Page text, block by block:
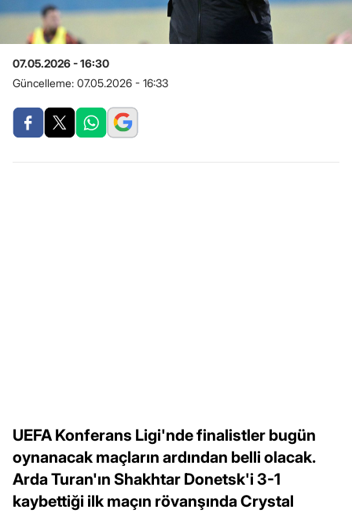
07.05.2026 - 16:30
Güncelleme: 07.05.2026 - 16:33
UEFA Konferans Ligi'nde finalistler bugün
oynanacak maçların ardından belli olacak.
Arda Turan'ın Shakhtar Donetsk'i 3-1
kaybettiği ilk maçın rövanşında Crystal